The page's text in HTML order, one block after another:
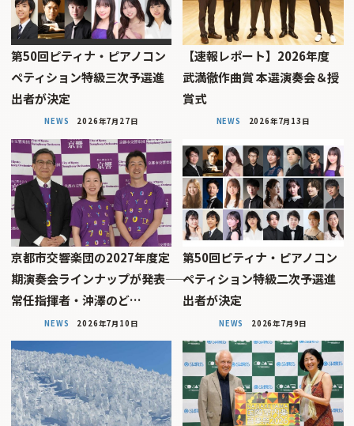
第50回ピティナ・ピアノコン
ペティション特級三次予選進
出者が決定
NEWS 2026年7月27日
【速報レポート】2026年度
武満徹作曲賞 本選演奏会＆授
賞式
NEWS 2026年7月13日
京都市交響楽団の2027年度定
期演奏会ラインナップが発表――
常任指揮者・沖澤のど…
NEWS 2026年7月10日
第50回ピティナ・ピアノコン
ペティション特級二次予選進
出者が決定
NEWS 2026年7月9日